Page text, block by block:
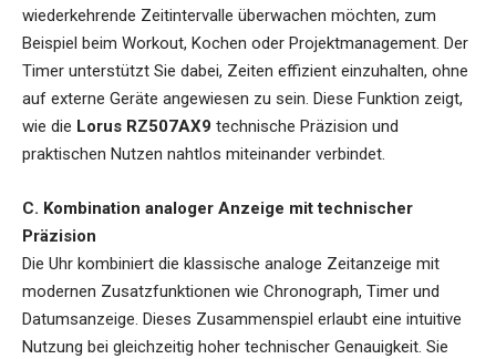
wiederkehrende Zeitintervalle überwachen möchten, zum
Beispiel beim Workout, Kochen oder Projektmanagement. Der
Timer unterstützt Sie dabei, Zeiten effizient einzuhalten, ohne
auf externe Geräte angewiesen zu sein. Diese Funktion zeigt,
wie die Lorus RZ507AX9 technische Präzision und
praktischen Nutzen nahtlos miteinander verbindet.
C. Kombination analoger Anzeige mit technischer
Präzision
Die Uhr kombiniert die klassische analoge Zeitanzeige mit
modernen Zusatzfunktionen wie Chronograph, Timer und
Datumsanzeige. Dieses Zusammenspiel erlaubt eine intuitive
Nutzung bei gleichzeitig hoher technischer Genauigkeit. Sie